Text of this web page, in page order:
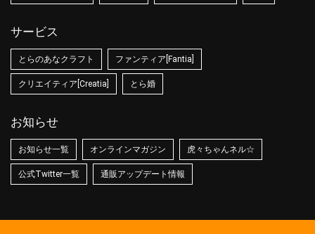
サービス
とらのあなクラフト ファンティア[Fantia]
クリエイティア[Creatia] とら婚
お知らせ
お知らせ一覧 オンラインマガジン 虎々ちゃんネル☆
公式Twitter一覧 通販アップデート情報